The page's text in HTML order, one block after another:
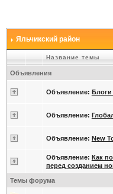
Яльчикский район
Название темы
Объявления
Объявление: Блоги
Объявление:
Объявление: New
Объявление: Как
перед созданием
Темы форума